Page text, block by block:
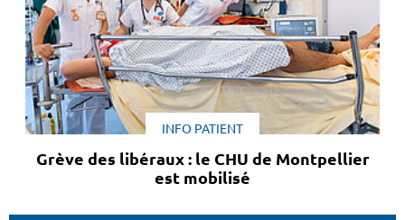
INFO PATIENT
Grève des libéraux : le CHU de Montpellier
est mobilisé